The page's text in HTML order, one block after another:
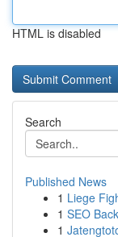
HTML is disabled
Search
Published News
1 Liege
1 SEO
1